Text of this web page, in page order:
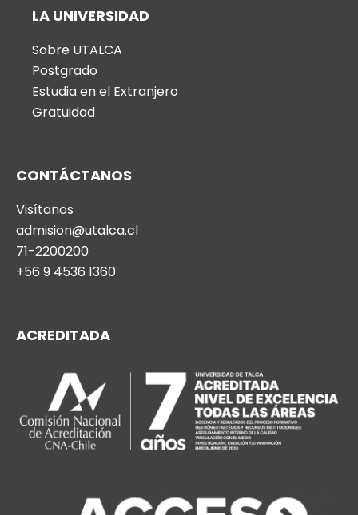
LA UNIVERSIDAD
Sobre UTALCA
Postgrado
Estudia en el Extranjero
Gratuidad
CONTÁCTANOS
Visítanos
admision@utalca.cl
71-2200200
+56 9 4536 1360
ACREDITADA